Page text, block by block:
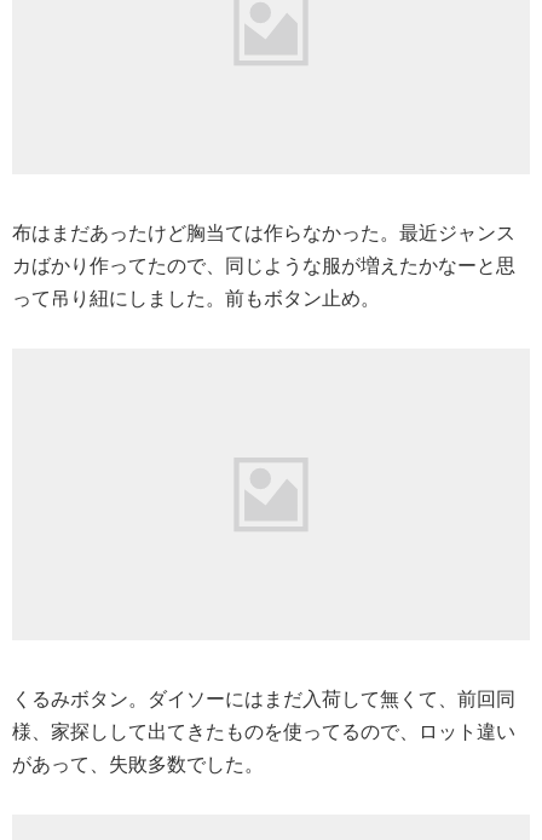
布はまだあったけど胸当ては作らなかった。最近ジャンス
カばかり作ってたので、同じような服が増えたかなーと思
って吊り紐にしました。前もボタン止め。
くるみボタン。ダイソーにはまだ入荷して無くて、前回同
様、家探しして出てきたものを使ってるので、ロット違い
があって、失敗多数でした。